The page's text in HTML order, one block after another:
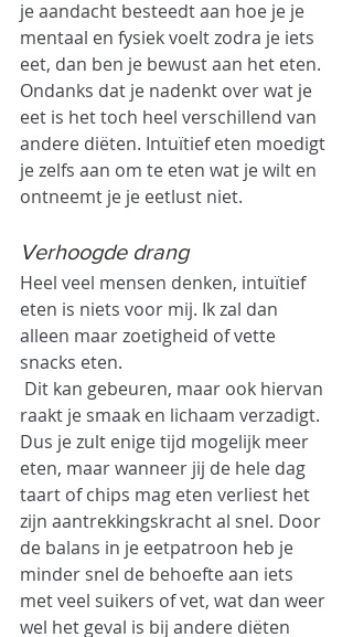
je aandacht besteedt aan hoe je je
mentaal en fysiek voelt zodra je iets
eet, dan ben je bewust aan het eten.
Ondanks dat je nadenkt over wat je
eet is het toch heel verschillend van
andere diëten. Intuïtief eten moedigt
je zelfs aan om te eten wat je wilt en
ontneemt je je eetlust niet.
Verhoogde drang
Heel veel mensen denken, intuïtief
eten is niets voor mij. Ik zal dan
alleen maar zoetigheid of vette
snacks eten.
raakt je smaak en lichaam verzadigt.
Dus je zult enige tijd mogelijk meer
eten, maar wanneer jij de hele dag
taart of chips mag eten verliest het
zijn aantrekkingskracht al snel. Door
de balans in je eetpatroon heb je
minder snel de behoefte aan iets
met veel suikers of vet, wat dan weer
wel het geval is bij andere diëten